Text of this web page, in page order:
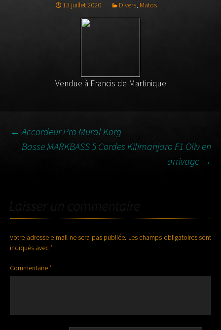
13 juillet 2020 Divers, Matos
Vendue à Francis de Martinique
NAVIGATION
ARTICLES
← Accordeur Pro Mural Korg
Basse MARKBASS 5 Cordes Kilimanjaro F1 Oliv en
arrivage →
Laisser un commentaire
Votre adresse e-mail ne sera pas publiée. Les champs obligatoires sont
indiqués avec*
Commentaire*